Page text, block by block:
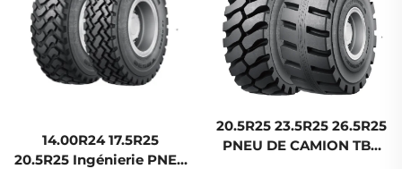
14.00R24 17.5R25
20.5R25 Ingénierie PNEU
20.5R25 23.5R25 26.5R25
PNEU DE CAMION TBR